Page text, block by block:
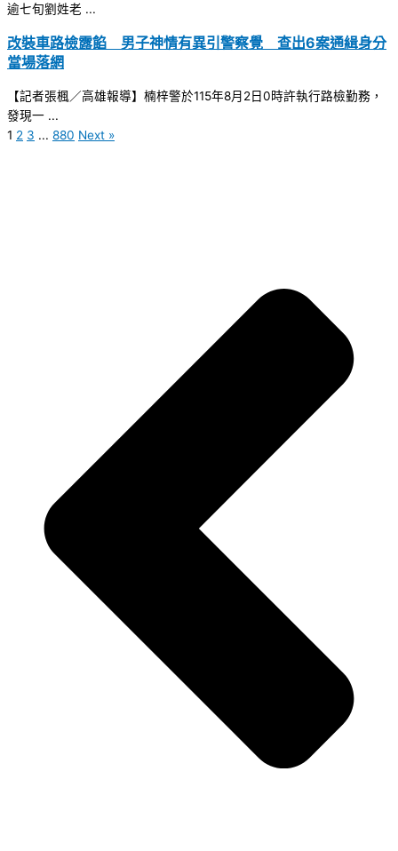
逾七旬劉姓老 ...
改裝車路檢露餡 男子神情有異引警察覺 查出6案通緝身分
當場落網
【記者張楓／高雄報導】楠梓警於115年8月2日0時許執行路檢勤務，
發現一 ...
1 2 3 ... 880 Next »